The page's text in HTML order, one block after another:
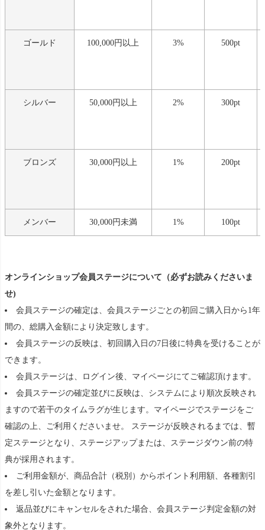
ゴールド 100,000円以上 3% 500pt
シルバー 50,000円以上 2% 300pt
ブロンズ 30,000円以上 1% 200pt
メンバー 30,000円未満 1% 100pt
オンラインショップ会員ステージについて（必ずお読みくださいま
せ)
会員ステージの確定は、会員ステージごとの初回ご購入日から1年
間の、総購入金額により決定致します。
会員ステージの反映は、初回購入日の7日後に特典を受けることが
できます。
会員ステージは、ログイン後、マイページにてご確認頂けます。
会員ステージの確定並びに反映は、システムにより順次反映され
ますので若干のタイムラグが生じます。マイページでステージをご
確認の上、ご利用くださいませ。 ステージが反映されるまでは、暫
定ステージとなり、ステージアップまたは、ステージダウン前の特
典が採用されます。
ご利用金額が、商品合計（税別）からポイント利用額、各種割引
を差し引いた金額となります。
返品並びにキャンセルをされた場合、会員ステージ判定金額の対
象外となります。